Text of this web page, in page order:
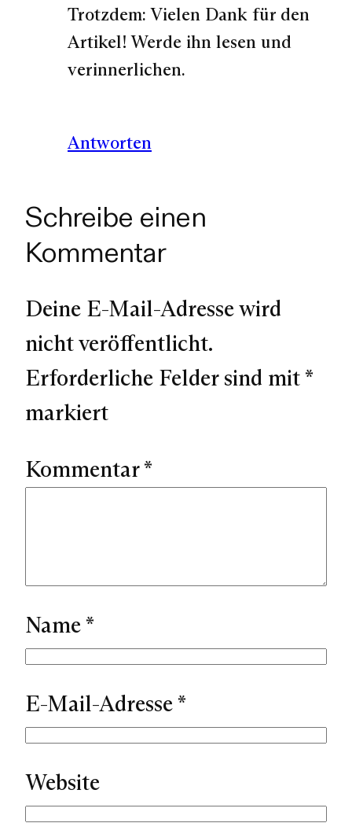
Trotzdem: Vielen Dank für den
Artikel! Werde ihn lesen und
verinnerlichen.
Antworten
Schreibe einen
Kommentar
Deine E-Mail-Adresse wird
nicht veröffentlicht.
Erforderliche Felder sind mit *
markiert
Kommentar*
Name *
E-Mail-Adresse *
Website